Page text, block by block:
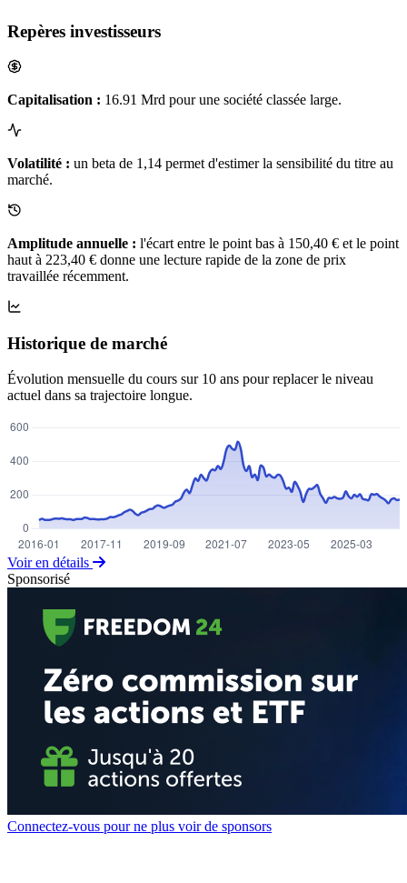
Repères investisseurs
Capitalisation : 16.91 Mrd pour une société classée large.
Volatilité : un beta de 1,14 permet d'estimer la sensibilité du titre au
marché.
Amplitude annuelle : l'écart entre le point bas à 150,40 € et le point
haut à 223,40 € donne une lecture rapide de la zone de prix
travaillée récemment.
Historique de marché
Évolution mensuelle du cours sur 10 ans pour replacer le niveau
actuel dans sa trajectoire longue.
Voir en détails
Sponsorisé
Connectez-vous pour ne plus voir de sponsors